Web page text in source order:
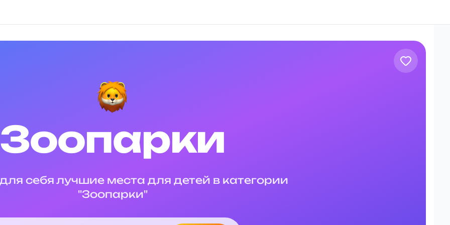
Зоопарки
себя лучшие места для детей в категории
"Зоопарки"